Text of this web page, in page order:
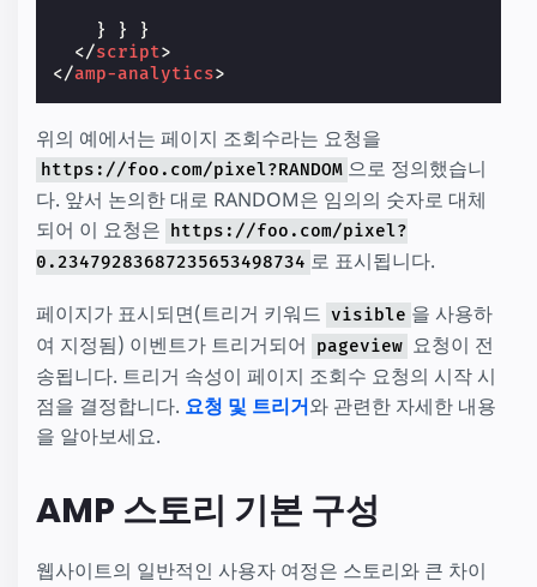
} }
}
</script>
</amp-analytics>
위의 예에서는 페이지 조회수라는 요청을
https://foo.com/pixel?RANDOM 으로 정의했습니
다. 앞서 논의한 대로 RANDOM은 임의의 숫자로 대체
되어 이 요청은
https://foo.com/pixel?
0.23479283687235653498734 로 표시됩니다.
페이지가 표시되면(트리거 키워드 visible 을 사용하
여 지정됨) 이벤트가 트리거되어
pageview 요청이 전
송됩니다. 트리거 속성이 페이지 조회수 요청의 시작 시
점을 결정합니다. 요청 및 트리거와 관련한 자세한 내용
을 알아보세요.
AMP 스토리 기본 구성
웹사이트의 일반적인 사용자 여정은 스토리와 큰 차이